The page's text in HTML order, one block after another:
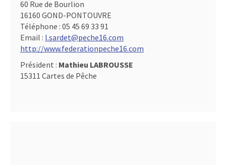
60 Rue de Bourlion
16160 GOND-PONTOUVRE
Téléphone : 05 45 69 33 91
Email : l.sardet@peche16.com
http://www.federationpeche16.com
Président : Mathieu LABROUSSE
15311 Cartes de Pêche